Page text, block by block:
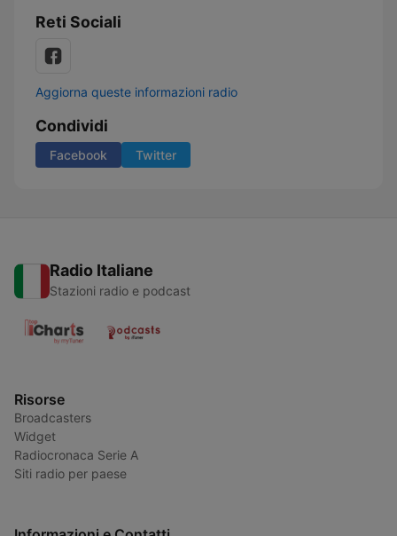
Reti Sociali
Aggiorna queste informazioni radio
Condividi
Facebook Twitter
Radio Italiane
Stazioni radio e podcast
Risorse
Broadcasters
Widget
Radiocronaca Serie A
Siti radio per paese